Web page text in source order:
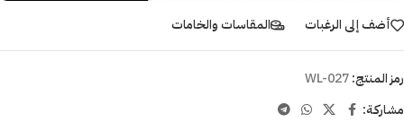
أضف إلى الرغبات المقاسات والخامات
رمز المنتج:WL-027
مشاركـة: